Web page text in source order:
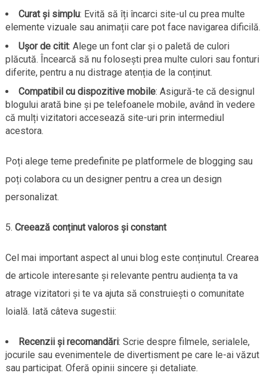
Curat și simplu: Evită să îți încarci site-ul cu prea multe
elemente vizuale sau animații care pot face navigarea dificilă.
Ușor de citit: Alege un font clar și o paletă de culori
plăcută. Încearcă să nu folosești prea multe culori sau fonturi
diferite, pentru a nu distrage atenția de la conținut.
Compatibil cu dispozitive mobile: Asigură-te că designul
blogului arată bine și pe telefoanele mobile, având în vedere
că mulți vizitatori accesează site-uri prin intermediul
acestora.
Poți alege teme predefinite pe platformele de blogging sau
poți colabora cu un designer pentru a crea un design
personalizat.
Creează conținut valoros și constant
Cel mai important aspect al unui blog este conținutul. Crearea
de articole interesante și relevante pentru audiența ta va
atrage vizitatori și te va ajuta să construiești o comunitate
loială. Iată câteva sugestii:
Recenzii și recomandări: Scrie despre filmele, serialele,
jocurile sau evenimentele de divertisment pe care le-ai văzut
sau participat. Oferă opinii sincere și detaliate.